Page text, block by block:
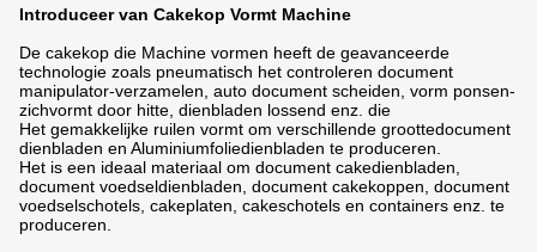
Introduceer van Cakekop Vormt Machine
De cakekop die Machine vormen heeft de geavanceerde
technologie zoals pneumatisch het controleren document
manipulator-verzamelen, auto document scheiden, vorm ponsen-
zichvormt door hitte, dienbladen lossend enz. die
Het gemakkelijke ruilen vormt om verschillende groottedocument
dienbladen en Aluminiumfoliedienbladen te produceren.
Het is een ideaal materiaal om document cakedienbladen,
document voedseldienbladen, document cakekoppen, document
voedselschotels, cakeplaten, cakeschotels en containers enz. te
produceren.